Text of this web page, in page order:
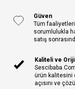
Güven
Tüm
sorumlulukla
satış
Kaliteli ve
ürün kalitesini
açısını ve